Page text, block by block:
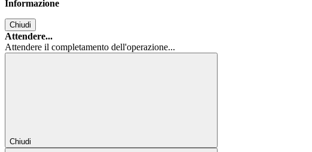
Informazione
Chiudi
Attendere...
Attendere il completamento dell'operazione...
Chiudi